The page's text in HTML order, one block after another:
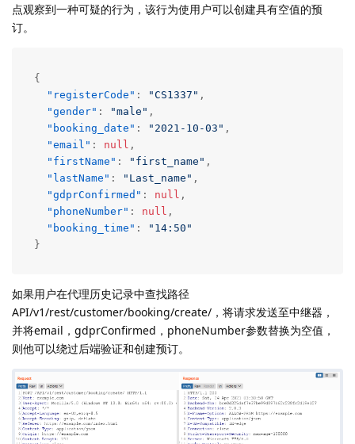
点观察到一种可疑的行为，该行为使用户可以创建具有空值的预
订。
{
"registerCode" : "CS1337" ,
"gender" : "male" ,
"booking_date" : "2021-10-03" ,
"email" : null ,
"firstName" : "first_name" ,
"lastName" : "Last_name" ,
"gdprConfirmed" : null ,
"phoneNumber" : null ,
"booking_time" :
"14:50"
}
如果用户在代理历史记录中查找路径
API/v1/rest/customer/booking/create/，将请求发送至中继器，
并将email，gdprConfirmed，phoneNumber参数替换为空值，
则他可以绕过后端验证和创建预订。